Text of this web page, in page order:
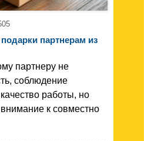
партнерам из
партнеру не
соблюдение
работы, но
к совместно